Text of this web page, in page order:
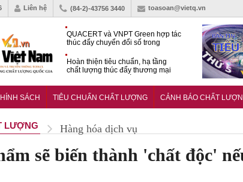
Liên hệ (84-2)-43756 3440 toasoan@vietq.vn
QUACERT và VNPT Green hợp tác
thúc đẩy chuyển đổi số trong
Hoàn thiện tiêu chuẩn, hạ tầng
chất lượng thúc đẩy thương mại
nghiền di động
SÁCH TIÊU CHUẨN CHẤT LƯỢNG CẢNH BÁO CHẤT
LƯỢNG Hàng hóa dịch vụ
sẽ biến thành 'chất độc'